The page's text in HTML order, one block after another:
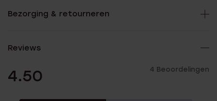
Bezorging & retourneren
Reviews
4.50 4 Beoordelingen